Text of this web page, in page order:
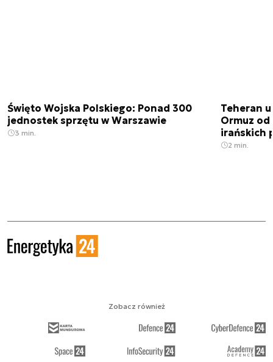
Święto Wojska Polskiego: Ponad 300
jednostek sprzętu w Warszawie
3 min.
Teheran
Ormuz
irańskich
2 min.
Zobacz również